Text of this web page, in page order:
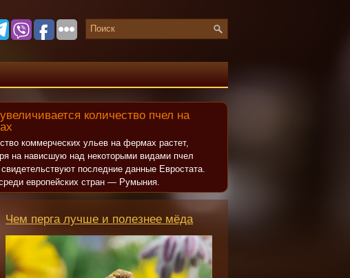
количество пчел на
коммерческих ульев на фермах растет,
на нависшую над некоторыми видами пчел
свидетельствуют последние данные Евростата.
европейских стран — Румыния.
Чем перга лучше и полезнее мёда